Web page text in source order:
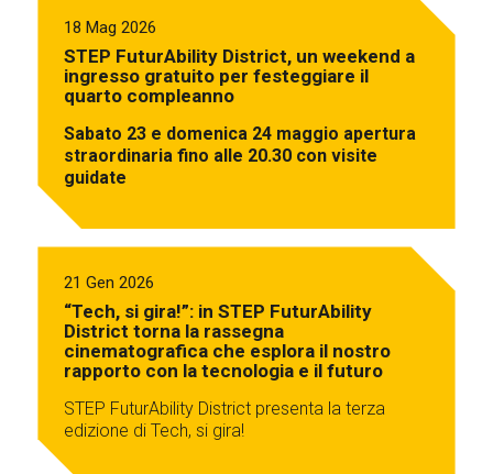
18 Mag 2026
STEP FuturAbility District, un weekend a
ingresso gratuito per festeggiare il
quarto compleanno
Sabato 23 e domenica 24 maggio apertura
straordinaria fino alle 20.30 con visite
guidate
21 Gen 2026
“Tech, si gira!”: in STEP FuturAbility
District torna la rassegna
cinematografica che esplora il nostro
rapporto con la tecnologia e il futuro
STEP FuturAbility District presenta la terza
edizione di Tech, si gira!